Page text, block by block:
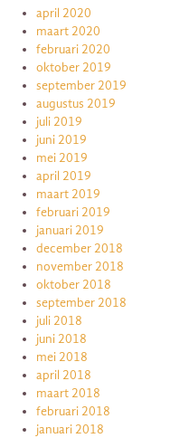
april 2020
maart 2020
februari 2020
oktober 2019
september 2019
augustus 2019
juli 2019
juni 2019
mei 2019
april 2019
maart 2019
februari 2019
januari 2019
december 2018
november 2018
oktober 2018
september 2018
juli 2018
juni 2018
mei 2018
april 2018
maart 2018
februari 2018
januari 2018